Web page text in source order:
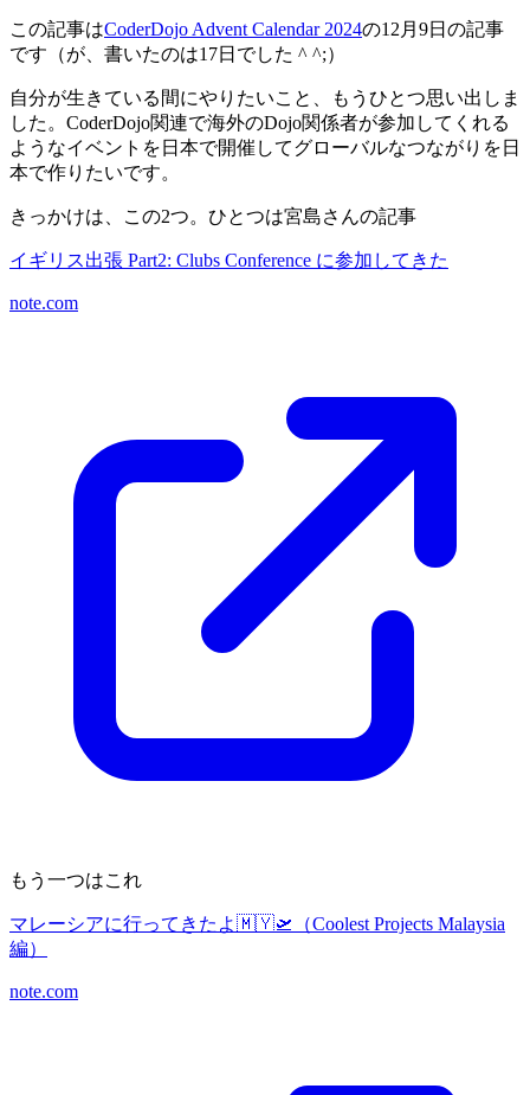
この記事はCoderDojo Advent Calendar 2024の12月9日の記事
です（が、書いたのは17日でした ^ ^;）
自分が生きている間にやりたいこと、もうひとつ思い出しま
した。CoderDojo関連で海外のDojo関係者が参加してくれる
ようなイベントを日本で開催してグローバルなつながりを日
本で作りたいです。
きっかけは、この2つ。ひとつは宮島さんの記事
イギリス出張 Part2: Clubs Conference に参加してきた
note.com
もう一つはこれ
マレーシアに行ってきたよ🇲🇾🛫（Coolest Projects Malaysia
編）
note.com